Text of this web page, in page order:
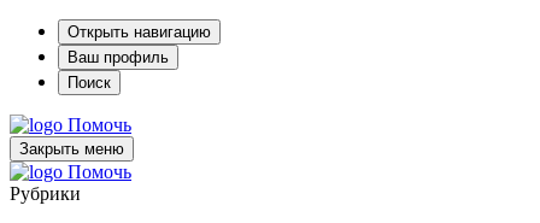
Открыть навигацию
Ваш профиль
Поиск
Помочь
Закрыть меню
Помочь
Рубрики